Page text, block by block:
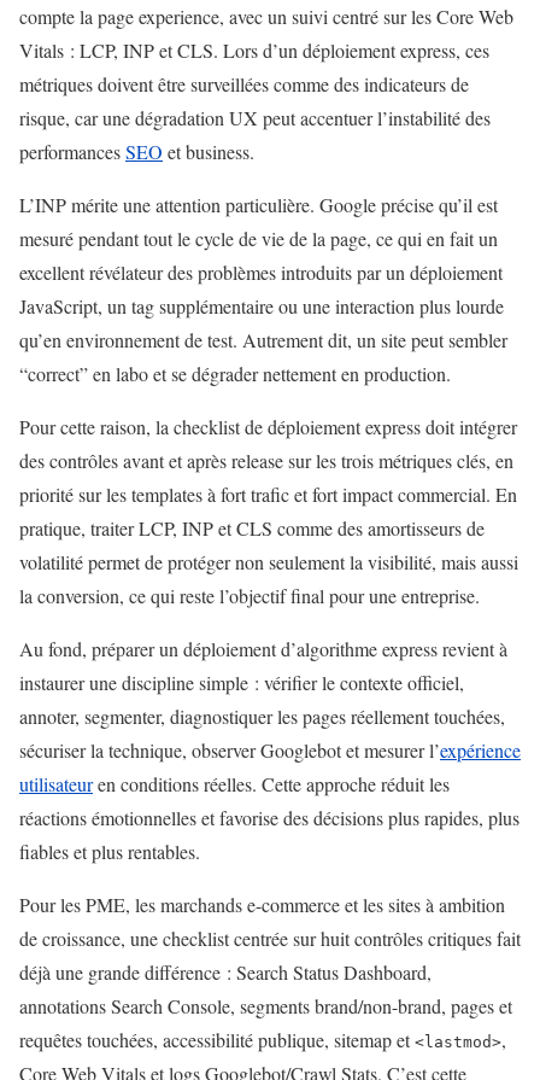
compte la page experience, avec un suivi centré sur les Core Web
Vitals : LCP, INP et CLS. Lors d’un déploiement express, ces
métriques doivent être surveillées comme des indicateurs de
risque, car une dégradation UX peut accentuer l’instabilité des
performancesSEO et business.
L’INP mérite une attention particulière. Google précise qu’il est
mesuré pendant tout le cycle de vie de la page, ce qui en fait un
excellent révélateur des problèmes introduits par un déploiement
JavaScript, un tag supplémentaire ou une interaction plus lourde
qu’en environnement de test. Autrement dit, un site peut sembler
“correct” en labo et se dégrader nettement en production.
Pour cette raison, la checklist de déploiement express doit intégrer
des contrôles avant et après release sur les trois métriques clés, en
priorité sur les templates à fort trafic et fort impact commercial. En
pratique, traiter LCP, INP et CLS comme des amortisseurs de
volatilité permet de protéger non seulement la visibilité, mais aussi
la conversion, ce qui reste l’objectif final pour une entreprise.
Au fond, préparer un déploiement d’algorithme express revient à
instaurer une discipline simple : vérifier le contexte officiel,
annoter, segmenter, diagnostiquer les pages réellement touchées,
sécuriser la technique, observer Googlebot et mesurer l’expérience
utilisateuren conditions réelles. Cette approche réduit les
réactions émotionnelles et favorise des décisions plus rapides, plus
fiables et plus rentables.
Pour les PME, les marchands e-commerce et les sites à ambition
de croissance, une checklist centrée sur huit contrôles critiques fait
déjà une grande différence : Search Status Dashboard,
annotations Search Console, segments brand/non-brand, pages et
requêtes touchées, accessibilité publique, sitemap et <lastmod>,
Core Web Vitals et logs Googlebot/Crawl Stats. C’est cette